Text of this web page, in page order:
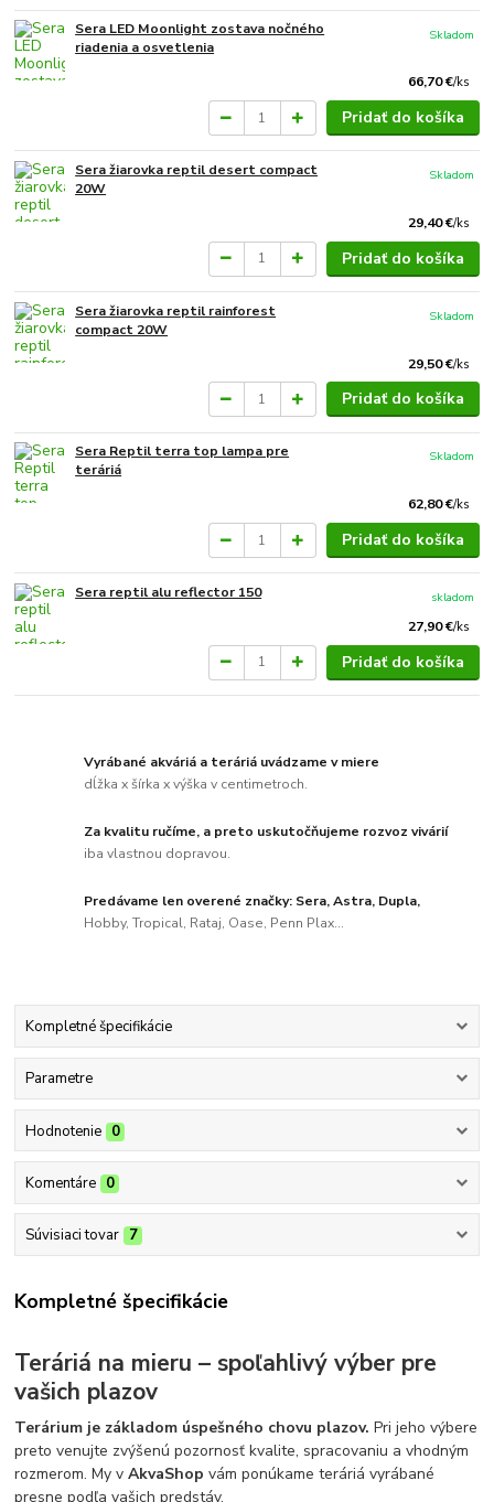
Sera LED Moonlight zostava nočného
riadenia a osvetlenia
66,70 €/ks
Skladom
Pridať do košíka
Sera žiarovka reptil desert compact
20W
29,40 €/ks
Skladom
Pridať do košíka
Sera žiarovka reptil rainforest
compact 20W
29,50 €/ks
Skladom
Pridať do košíka
Sera Reptil terra top lampa pre
teráriá
62,80 €/ks
Skladom
Pridať do košíka
Sera reptil alu reflector 150
27,90 €/ks
skladom
Pridať do košíka
Vyrábané akváriá a teráriá uvádzame v miere
dĺžka x šírka x výška v centimetroch.
Za kvalitu ručíme, a preto uskutočňujeme rozvoz vivárií
iba vlastnou dopravou.
Predávame len overené značky: Sera, Astra, Dupla,
Hobby, Tropical, Rataj, Oase, Penn Plax...
Kompletné špecifikácie
Parametre
Hodnotenie 0
Komentáre 0
Súvisiaci tovar 7
Kompletné špecifikácie
Teráriá na mieru – spoľahlivý výber pre
vašich plazov
Terárium je základom úspešného chovu plazov. Pri jeho výbere
preto venujte zvýšenú pozornosť kvalite, spracovaniu a vhodným
rozmerom. My vAkvaShop vám ponúkame teráriá vyrábané
presne podľa vašich predstáv.